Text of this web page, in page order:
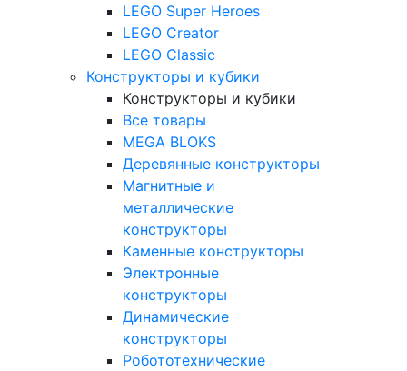
LEGO Super Heroes
LEGO Creator
LEGO Classic
Конструкторы и кубики
Конструкторы и кубики
Все товары
MEGA BLOKS
Деревянные конструкторы
Магнитные и
металлические
конструкторы
Каменные конструкторы
Электронные
конструкторы
Динамические
конструкторы
Робототехнические